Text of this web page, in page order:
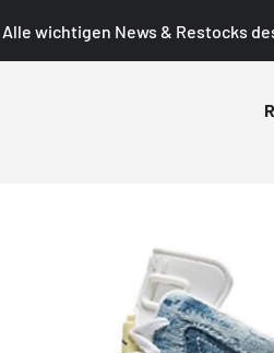
Alle wichtigen News & Restocks